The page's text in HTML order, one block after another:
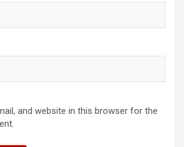
and website in this browser for the